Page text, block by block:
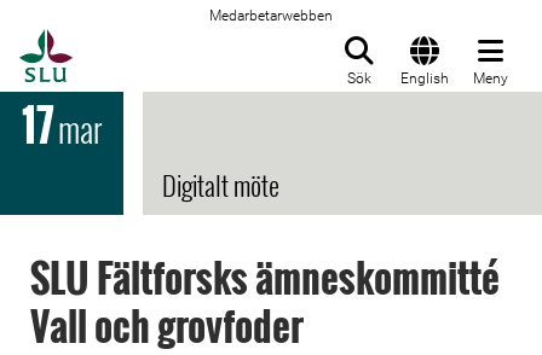
Medarbetarwebben
Sök English Meny
17mar
Digitalt möte
SLU Fältforsks ämneskommitté
Vall och grovfoder